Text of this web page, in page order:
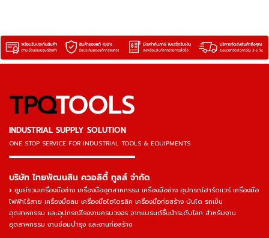
TPQTOOLS
INDUSTRIAL SUPPLY SOLUTION
ONE STOP SERVICE FOR INDUSTRIAL TOOLS & EQUIPMENTS
▬▬▬▬▬▬▬▬▬▬▬▬▬▬▬
บริษัท ไทยพัฒนสิน ควอลิตี้ ทูลส์ จำกัด
ศูนย์รวมเครื่องมือช่าง เครื่องมืออุตสาหกรรม เครื่องมือช่าง อุปกรณ์ฮาร์ดแวร์ เครื่องมือ
ไฟฟ้าไร้สาย เครื่องมือลม เครื่องมือไฮโดรลิค เครื่องมือก่อสร้าง บันได รถเข็น
อุตสาหกรรม และอุปกรณ์โรงงานครบวงจร จากแบรนด์ชั้นนำระดับโลก สำหรับงาน
อุตสาหกรรม งานซ่อมบำรุง และงานก่อสร้าง